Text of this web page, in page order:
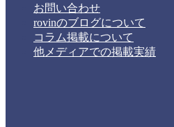
お問い合わせ
rovinのブログについて
コラム掲載について
他メディアでの掲載実績